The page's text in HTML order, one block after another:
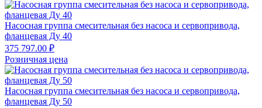
Насосная группа смесительная без насоса и сервопривода,
фланцевая Ду 40
375 797.00 ₽
Розничная цена
Насосная группа смесительная без насоса и сервопривода,
фланцевая Ду 50